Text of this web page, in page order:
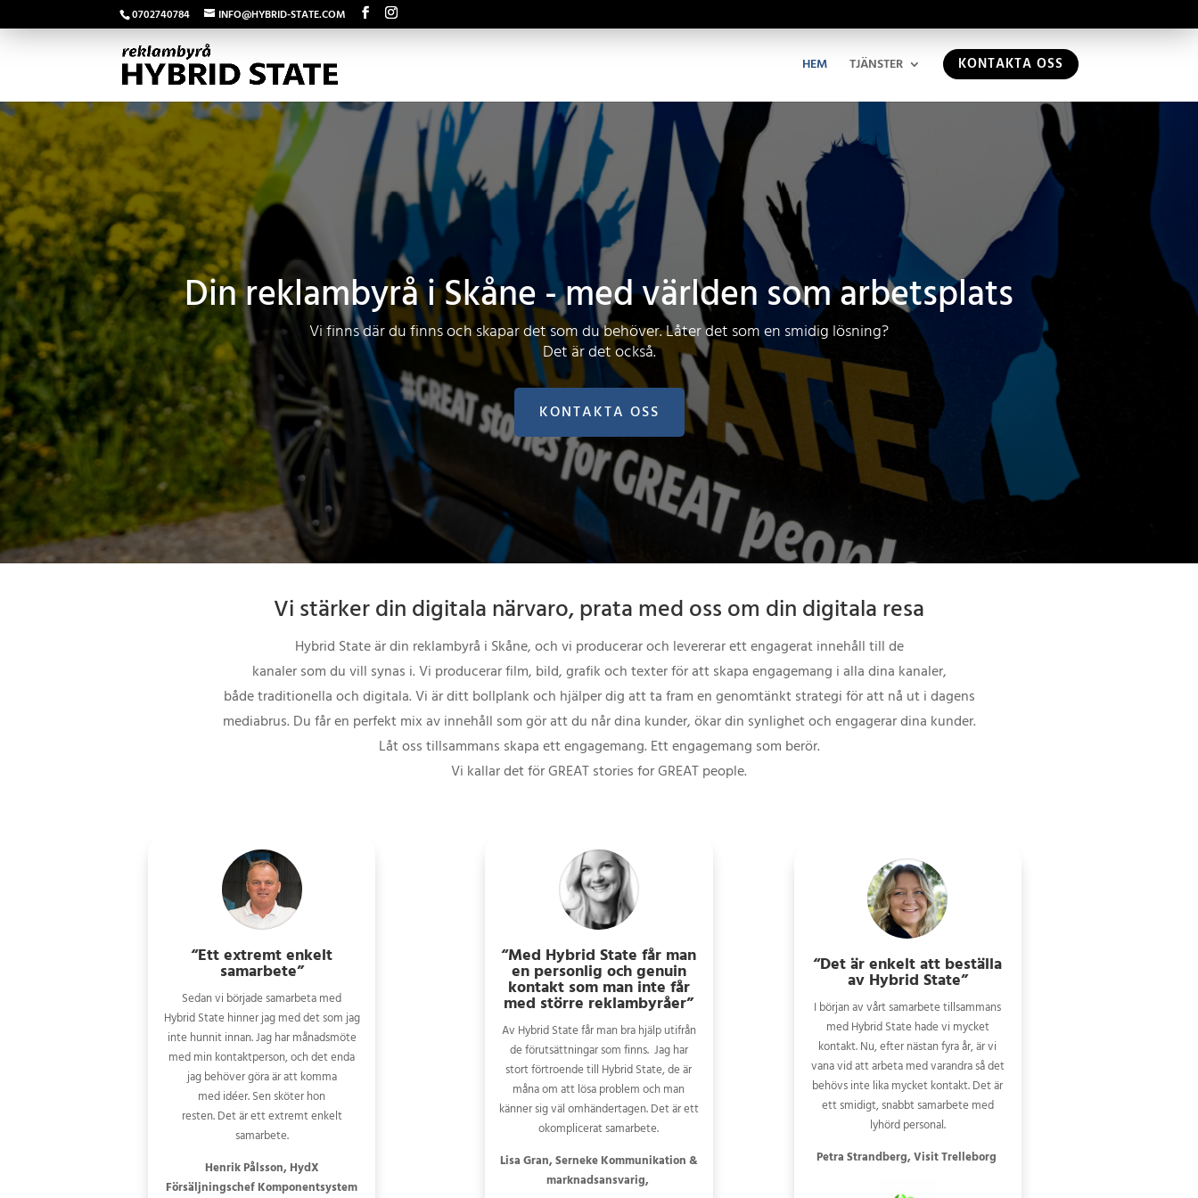
0702740784 INFO@HYBRID-STATE.COM
HEM TJÄNSTER KONTAKTA OSS
Din reklambyrå i Skåne - med världen som arbetsplats
Vi finns där du finns och skapar det som du behöver. Låter det som en smidig lösning?
Det är det också.
KONTAKTA OSS
Vi stärker din digitala närvaro, prata med oss om din digitala resa
Hybrid State är din reklambyrå i Skåne, och vi producerar och levererar ett engagerat innehåll till de
kanaler som du vill synas i. Vi producerar film, bild, grafik och texter för att skapa engagemang i alla dina kanaler,
både traditionella och digitala. Vi är ditt bollplank och hjälper dig att ta fram en genomtänkt strategi för att nå ut i dagens
mediabrus. Du får en perfekt mix av innehåll som gör att du når dina kunder, ökar din synlighet och engagerar dina kunder.
Låt oss tillsammans skapa ett engagemang. Ett engagemang som berör.
Vi kallar det för GREAT stories for GREAT people.
“Ett extremt enkelt
samarbete”
Sedan vi började samarbeta med
Hybrid State hinner jag med det som jag
inte hunnit innan. Jag har månadsmöte
med min kontaktperson, och det enda
jag behöver göra är att komma
med idéer. Sen sköter hon
resten. Det är ett extremt enkelt
samarbete.
Henrik Pålsson, HydX
Försäljningschef Komponentsystem
“Med Hybrid State får man
en personlig och genuin
kontakt som man inte får
med större reklambyråer”
Av Hybrid State får man bra hjälp utifrån
de förutsättningar som finns. Jag har
stort förtroende till Hybrid State, de är
måna om att lösa problem och man
känner sig väl omhändertagen. Det är ett
okomplicerat samarbete.
Lisa Gran, Serneke Kommunikation &
marknadsansvarig,
“Det är enkelt att beställa
av Hybrid State”
I början av vårt samarbete tillsammans
med Hybrid State hade vi mycket
kontakt. Nu, efter nästan fyra år, är vi
vana vid att arbeta med varandra så det
behövs inte lika mycket kontakt. Det är
ett smidigt, snabbt samarbete med
lyhörd personal.
Petra Strandberg, Visit Trelleborg